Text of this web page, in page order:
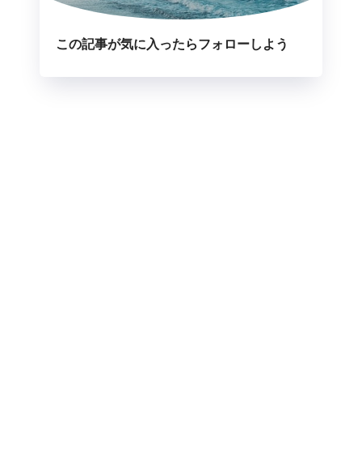
この記事が気に入ったらフォローしよう